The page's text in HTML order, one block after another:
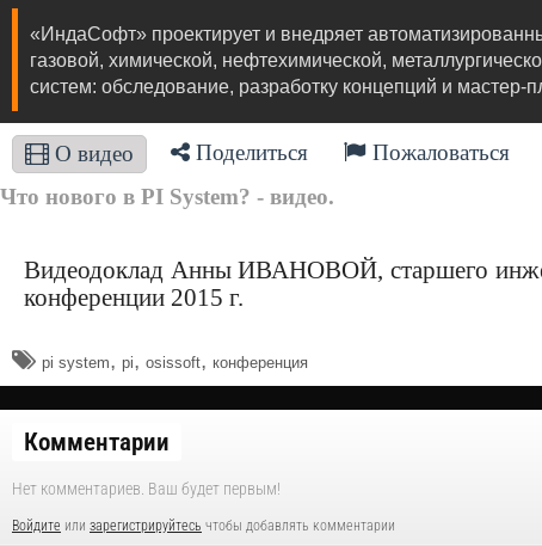
«ИндаСофт» проектирует и внедряет
газовой, химической, нефтехимической,
систем: обследование, разработку концепций и мастер-
О видео Поделиться
Пожаловаться
Что нового в PI System? - видео.
Видеодоклад Анны ИВАНОВОЙ, старшего
конференции 2015 г.
pi system, pi, osissoft, конференция
Комментарии
Нет комментариев. Ваш будет первым!
Войдите или зарегистрируйтесь чтобы добавлять комментарии